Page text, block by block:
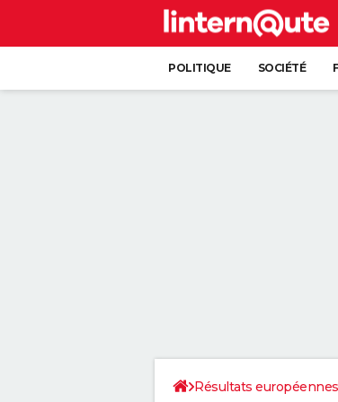
POLITIQUE SOCIÉTÉ
Résultats